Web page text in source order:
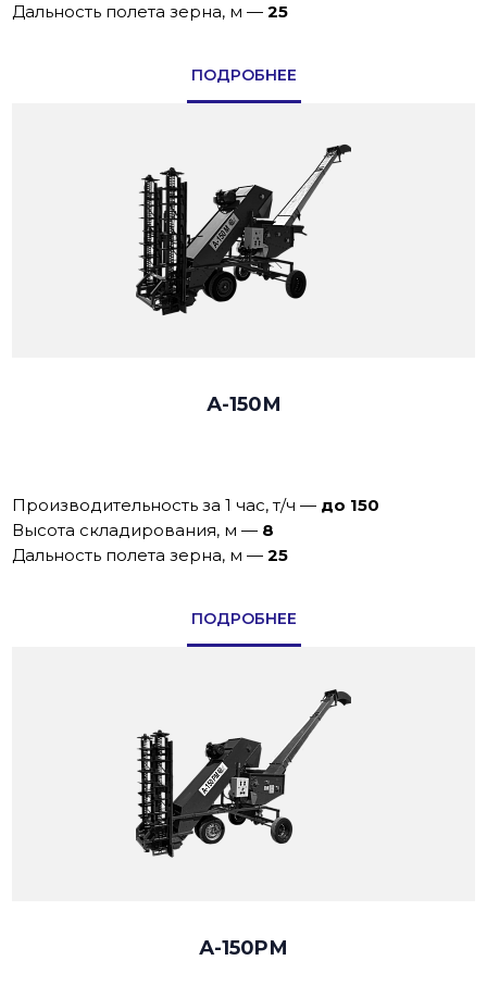
Дальность полета зерна, м —25
ПОДРОБНЕЕ
А-150М
Производительность за 1 час, т/ч — до 150
Высота складирования, м — 8
Дальность полета зерна, м —25
ПОДРОБНЕЕ
А-150PМ